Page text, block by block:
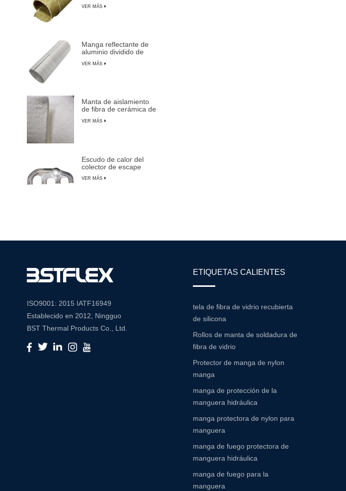
vidrio recubiertas de
vermiculita
VER MÁS
Manga reflectante de
aluminio dividido de
aluminio
VER MÁS
Manta de aislamiento
de fibra de cerámica de
alta temperatura
VER MÁS
Escudo de calor del
colector de escape
para automóviles,
camiones y SUV
VER MÁS
ISO9001: 2015 IATF16949
Establecido en 2012, Ningguo
BST Thermal Products Co., Ltd.
es un fabricante líder
especializado en soluciones
ETIQUETAS CALIENTES
tela de fibra de vidrio recubierta
de silicona
Rollos de manta de soldadura de
fibra de vidrio
Protector de manga de nylon
manga
manga de protección de la
manguera hidráulica
manga protectora de nylon para
manguera
manga de fuego protectora de
manguera hidráulica
manga de fuego para la
manguera